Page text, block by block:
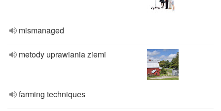
mismanaged
metody uprawiania ziemi
farming techniques